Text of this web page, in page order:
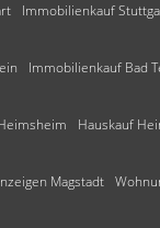
Immobilienkauf
Immobilienkauf Bad
Hauskauf
Magstadt